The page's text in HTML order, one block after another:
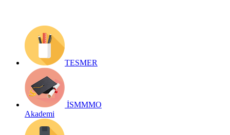
TESMER
İSMMMO
Akademi